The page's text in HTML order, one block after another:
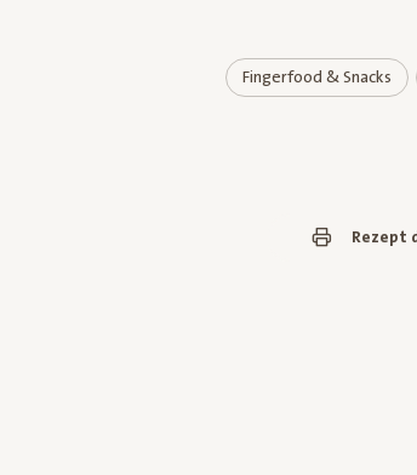
Fingerfood & Snacks
Rezept